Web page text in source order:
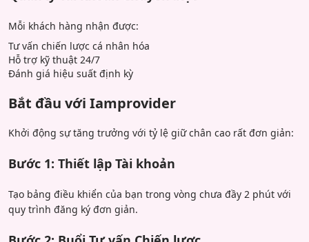
Mỗi khách hàng nhận được:
Tư vấn chiến lược cá nhân hóa
Hỗ trợ kỹ thuật 24/7
Đánh giá hiệu suất định kỳ
Bắt đầu với Iamprovider
Khởi động sự tăng trưởng với tỷ lệ giữ chân cao rất đơn giản:
Bước 1: Thiết lập Tài khoản
Tạo bảng điều khiển của bạn trong vòng chưa đầy 2 phút với
quy trình đăng ký đơn giản.